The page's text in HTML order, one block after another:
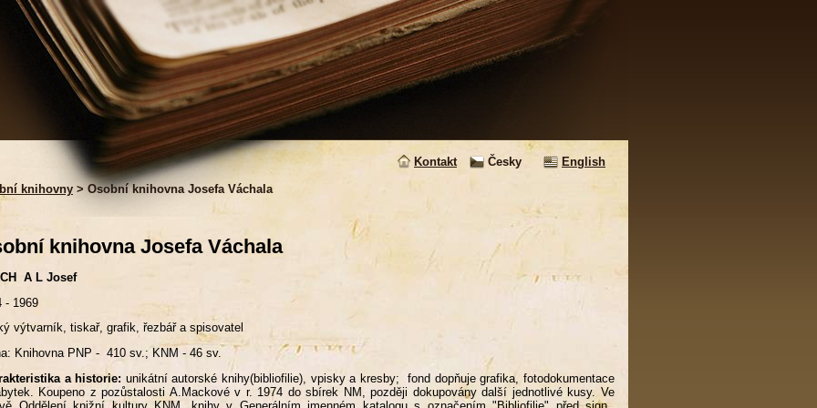
Kontakt Česky
English
knihovny > Osobní knihovna Josefa Váchala
knihovna Josefa Váchala
A L Josef
- 1969
výtvarník, tiskař, grafik, řezbář a spisovatel
Knihovna PNP - 410 sv.; KNM - 46 sv.
a historie: unikátní autorské knihy(bibliofilie), vpisky a kresby; fond dopňuje grafika, fotodokumentace
Koupeno z pozůstalosti A.Mackové v r. 1974 do sbírek NM, později dokupovány další jednotlivé kusy. Ve